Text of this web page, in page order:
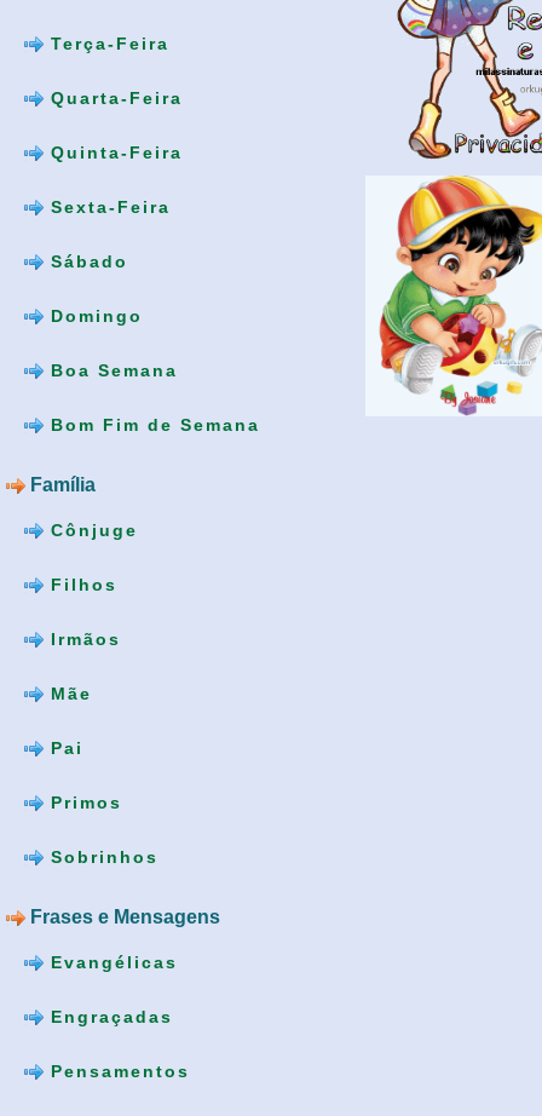
Terça-Feira
Quarta-Feira
Quinta-Feira
Sexta-Feira
Sábado
Domingo
Boa Semana
Bom Fim de Semana
Família
Cônjuge
Filhos
Irmãos
Mãe
Pai
Primos
Sobrinhos
Frases e Mensagens
Evangélicas
Engraçadas
Pensamentos